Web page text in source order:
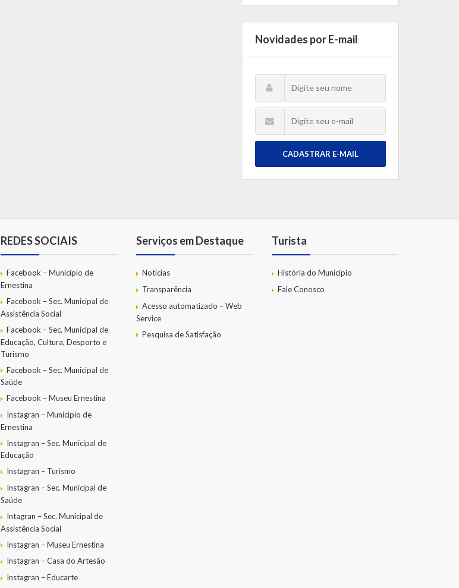
Novidades por E-mail
CADASTRAR E-MAIL
REDES SOCIAIS
Facebook – Município de
Ernestina
Facebook – Sec. Municipal de
Assistência Social
Facebook – Sec. Municipal de
Educação, Cultura, Desporto e
Turismo
Facebook – Sec. Municipal de
Saúde
Facebook – Museu Ernestina
Instagran – Município de
Ernestina
Instagran – Sec. Municipal de
Educação
Instagran – Turismo
Instagran – Sec. Municipal de
Saúde
Intagran – Sec. Municipal de
Assistência Social
Instagran – Museu Ernestina
Instagran – Casa do Artesão
Instagran – Educarte
Serviços em Destaque
Notícias
Transparência
Acesso automatizado – Web
Service
Pesquisa de Satisfação
Turista
História do Município
Fale Conosco